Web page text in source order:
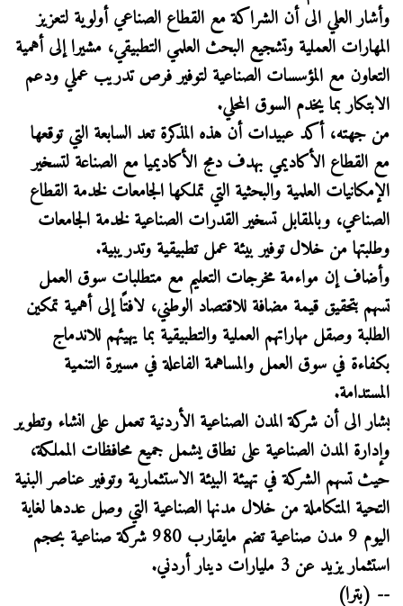
وأشار العلي الى أن الشراكة مع القطاع الصناعي أولوية لتعزيز
المهارات العملية وتشجيع البحث العلمي التطبيقي، مشيرا إلى أهمية
التعاون مع المؤسسات الصناعية لتوفير فرص تدريب عملي ودعم
الابتكار بما يخدم السوق المحلي.
من جهته، أكد عبيدات أن هذه المذكرة تعد السابعة التي توقعها
مع القطاع الأكاديمي بهدف دمج الأكاديميا مع الصناعة لتسخير
الإمكانيات العلمية والبحثية التي تملكها الجامعات لخدمة القطاع
الصناعي، وبالمقابل تسخير القدرات الصناعية لخدمة الجامعات
وطلبتها من خلال توفير بيئة عمل تطبيقية وتدريبية.
وأضاف إن مواءمة مخرجات التعليم مع متطلبات سوق العمل
تسهم بتحقيق قيمة مضافة للاقتصاد الوطني، لافتًا إلى أهمية تمكين
الطلبة وصقل مهاراتهم العملية والتطبيقية بما يهيئهم للاندماج
بكفاءة في سوق العمل والمساهمة الفاعلة في مسيرة التنمية
المستدامة.
يشار الى أن شركة المدن الصناعية الأردنية تعمل على انشاء وتطوير
وإدارة المدن الصناعية على نطاق يشمل جميع محافظات المملكة،
حيث تسهم الشركة في تهيئة البيئة الاستثمارية وتوفير عناصر البنية
التحية المتكاملة من خلال مدنها الصناعية التي وصل عددها لغاية
اليوم 9 مدن صناعية تضم مايقارب 980 شركة صناعية بحجم
استثمار يزيد عن 3 مليارات دينار أردني.
-- (بترا)